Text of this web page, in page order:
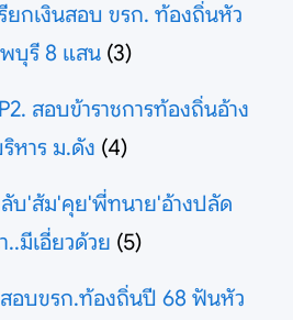
ยกเงินสอบ ขรก. ท้องถิ่นหัว
บุรี 8 แสน (3)
สอบข้าราชการท้องถิ่นอ้าง
หาร ม.ดัง (4)
ลับ'ส้ม'คุย'พี่ทนาย'อ้างปลัด
..มีเอี่ยวด้วย (5)
อบขรก.ท้องถิ่นปี 68 ฟันหัว